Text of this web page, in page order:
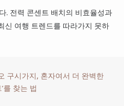
. 전력 콘센트 배치의 비효율성과
신 여행 트렌드를 따라가지 못하
구시가지, 혼자여서 더 완벽한
를 찾는 법